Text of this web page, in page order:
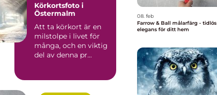
Körkortsfoto i
Östermalm
Att ta körkort är en
milstolpe i livet för
många, och en viktig
del av denna pr...
08. feb
Farrow & Ball målarfärg - tidlös
elegans för ditt hem